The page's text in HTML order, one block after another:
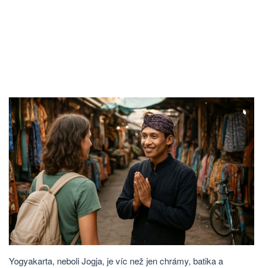
Yogyakarta, neboli Jogja, je víc než jen chrámy, batika a